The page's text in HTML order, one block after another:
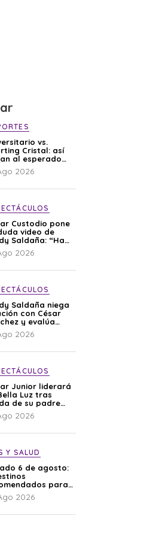
vs.
Cristal: así
al esperado
2026
Custodio pone
video de
Saldaña: “Hay
que de repente
editado”
2026
Saldaña niega
con César
y evalúa
a su
“Es una
2026
Junior liderará
Luz tras
de su padre
con
Saldaña
2026
Y SALUD
6 de agosto:
para
el descanso
2026